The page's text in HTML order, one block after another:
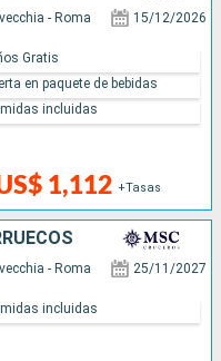
- Roma 15/12/2026
1,112 +Tasas
Gratis
en paquete de bebidas
incluidas
- Roma 25/11/2027
incluidas